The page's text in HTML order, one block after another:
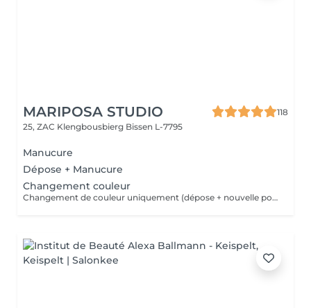
MARIPOSA STUDIO
118
25, ZAC Klengbousbierg Bissen L-7795
Manucure
Dépose + Manucure
Changement couleur
Changement de couleur uniquement (dépose + nouvelle pose de couleur) sans autre prestation de manucure.